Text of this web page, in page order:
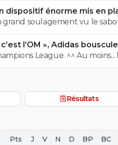
dispositif énorme mis en
grand soulagement vu le
froc Fonseca au match allé.
victoire et une énorme
licenciement de ce clown.
l’OM », Adidas
^^ Au moins... l'OM a
ne se trompe pas
sûre... contrairement à
Résultats
Pts J V N D BP BC